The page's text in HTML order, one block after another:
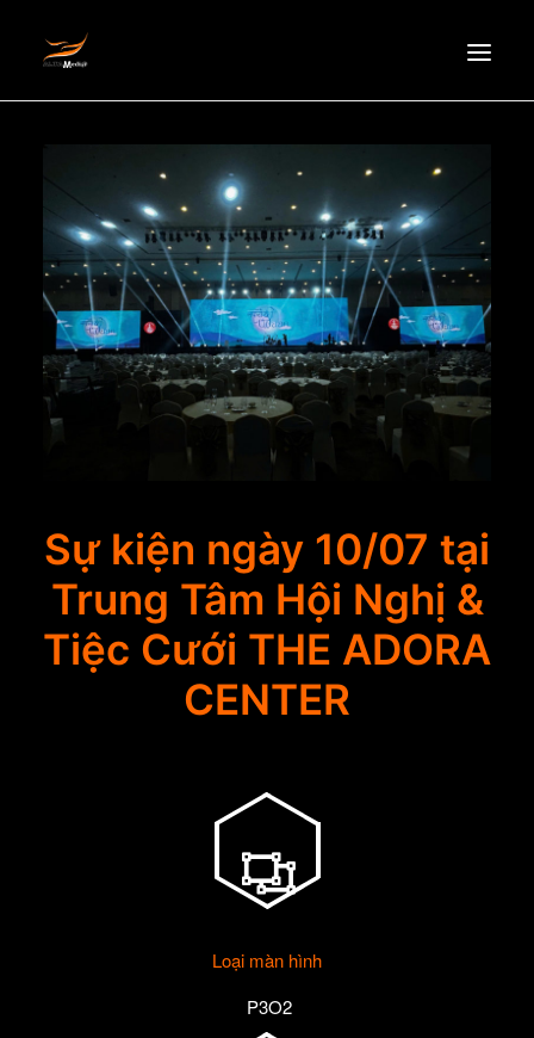
NEWS
PRODUCTS
PARTNERS
RECRUITMENT
CONTACT
Sự kiện ngày 10/07 tại
Trung Tâm Hội Nghị &
Tiệc Cưới THE ADORA
CENTER
Loại màn hình
P3O2